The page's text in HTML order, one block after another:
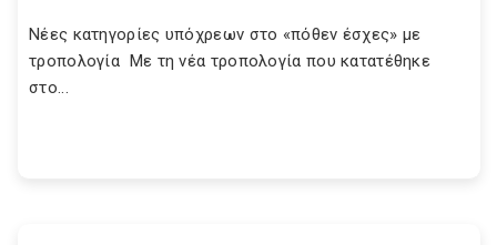
Νέες κατηγορίες υπόχρεων στο «πόθεν έσχες» με
τροπολογία Με τη νέα τροπολογία που κατατέθηκε
στο...